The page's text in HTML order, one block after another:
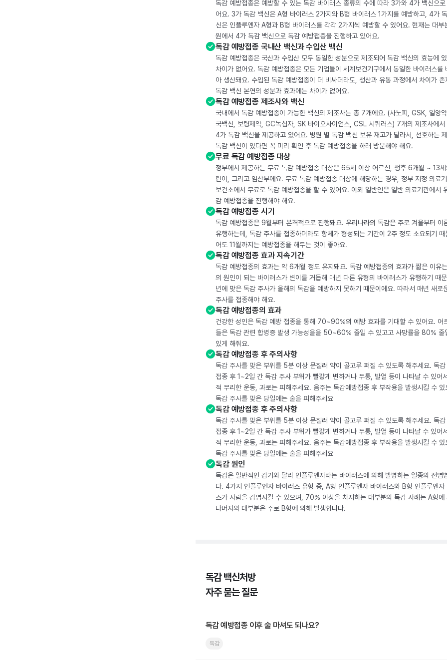
독감 예방접종은 예방할 수 있는 독감 바이러스 종류의 수에 따라 3가와 4가 백신으로
어요. 3가 독감 백신은 A형 바이러스 2가지와 B형 바이러스 1가지를 예방하고, 4가
신은 인플루엔자 A형과 B형 바이러스를 각각 2가지씩 예방할 수 있어요. 현재는 대부
원에서 4가 독감 백신으로 독감 예방접종을 진행하고 있어요.
독감 예방접종 국내산 백신과 수입산 백신
독감 예방접종은 국산과 수입산 모두 동일한 성분으로 제조되어 독감 백신의 효능에
차이가 없어요. 독감 예방접종은 모든 기업들이 세계보건기구에서 동일한 바이러스를
아 생산돼요. 수입된 독감 예방접종이 더 비싸더라도, 생산과 유통 과정에서 차이가 존
독감 백신 본연의 성분과 효과에는 차이가 없어요.
독감 예방접종 제조사와 백신
국내에서 독감 예방접종이 가능한 백신의 제조사는 총 7개에요. (사노피, GSK, 일양
국백신, 보령제약, GC녹십자, SK 바이오사이언스, CSL 시퀴러스) 7개의 제조사에서
4가 독감 백신을 제공하고 있어요. 병원 별 독감 백신 보유 재고가 달라서, 선호하는
독감 백신이 있다면 꼭 미리 확인 후 독감 예방접종을 하러 방문해야 해요.
무료 독감 예방접종 대상
정부에서 제공하는 무료 독감 예방접종 대상은 65세 이상 어르신, 생후 6개월 ~ 13
린이, 그리고 임산부에요. 무료 독감 예방접종 대상에 해당하는 경우, 정부 지정 의료
보건소에서 무료로 독감 예방접종을 할 수 있어요. 이외 일반인은 일반 의료기관에서
감 예방접종을 진행해야 해요.
독감 예방접종 시기
독감 예방접종은 9월부터 본격적으로 진행돼요. 우리나라의 독감은 주로 겨울부터 이
유행하는데, 독감 주사를 접종하더라도 항체가 형성되는 기간이 2주 정도 소요되기 때
어도 11월까지는 예방접종을 해두는 것이 좋아요.
독감 예방접종 효과 지속기간
독감 예방접종의 효과는 약 6개월 정도 유지돼요. 독감 예방접종의 효과가 짧은 이유
의 원인이 되는 바이러스가 변이를 거듭해 매년 다른 유형의 바이러스가 유행하기 때
년에 맞은 독감 주사가 올해의 독감을 예방하지 못하기 때문이에요. 따라서 매년 새로
주사를 접종해야 해요.
독감 예방접종의 효과
건강한 성인은 독감 예방 접종을 통해 70~90%의 예방 효과를 기대할 수 있어요. 어
들은 독감 관련 합병증 발생 가능성을을 50~60% 줄일 수 있고고 사망률을 80% 줄
있게 해줘요.
독감 예방접종 후 주의사항
독감 주사를 맞은 부위를 5분 이상 문질러 약이 골고루 퍼질 수 있도록 해주세요. 독감
접종 후 1~2일 간 독감 주사 부위가 빨갛게 변하거나 두통, 발열 등이 나타날 수 있어
적 무리한 운동, 과로는 피해주세요. 음주는 독감예방접종 후 부작용을 발생시킬 수 있
독감 주사를 맞은 당일에는 술을 피해주세요
독감 예방접종 후 주의사항
독감 주사를 맞은 부위를 5분 이상 문질러 약이 골고루 퍼질 수 있도록 해주세요. 독감
접종 후 1~2일 간 독감 주사 부위가 빨갛게 변하거나 두통, 발열 등이 나타날 수 있어
적 무리한 운동, 과로는 피해주세요. 음주는 독감예방접종 후 부작용을 발생시킬 수 있
독감 주사를 맞은 당일에는 술을 피해주세요
독감 원인
독감은 일반적인 감기와 달리 인플루엔자라는 바이러스에 의해 발병하는 일종의 전염
다. 4가지 인플루엔자 바이러스 유형 중, A형 인플루엔자 바이러스와 B형 인플루엔자
스가 사람을 감염시킬 수 있으며, 70% 이상을 차지하는 대부분의 독감 사례는 A형에
나머지의 대부분은 주로 B형에 의해 발생합니다.
독감 백신처방
자주 묻는 질문
독감 예방접종 이후 술 마셔도 되나요?
독감